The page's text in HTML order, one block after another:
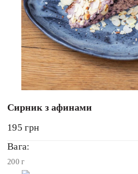
Сирник з афинами
195 грн
Вага:
200 г